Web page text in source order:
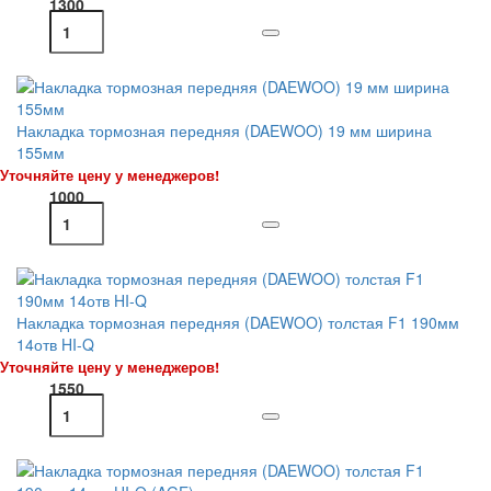
1300
Накладка тормозная передняя (DAEWOO) 19 мм ширина
155мм
Уточняйте цену у менеджеров!
1000
Накладка тормозная передняя (DAEWOO) толстая F1 190мм
14отв HI-Q
Уточняйте цену у менеджеров!
1550